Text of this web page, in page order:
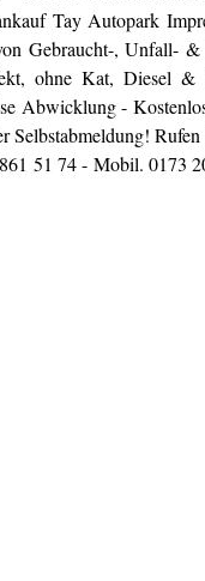
Tay Autopark
Gebraucht-, Unfall- &
ohne Kat, Diesel &
Abwicklung -
51 74 - Mobil. 0173